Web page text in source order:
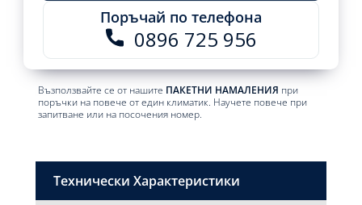
Поръчай по телефона
0896 725 956
Възползвайте се от нашите ПАКЕТНИ НАМАЛЕНИЯ при
поръчки на повече от един климатик. Научете повече при
запитване или на посочения номер.
Технически Характеристики